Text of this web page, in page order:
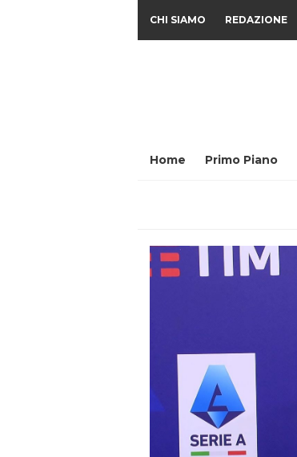
CHI SIAMO REDAZIONE
Home Primo Piano